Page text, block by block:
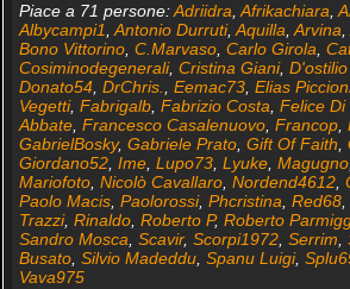
Piace a 71 persone:Adriidra Afrikachiara
Albycampi1 Antonio Durruti, Aquilla Arvina
Bono Vittorino, C.Marvaso, Carlo Girola
Cosiminodegenerali, Cristina Giani,
Donato54, DrChris. Eemac73, Elias
Vegetti, Fabrigalb, Fabrizio Costa Felice Di
Abbate, Francesco Casalenuovo, Francop,
GabrielBosky, Gabriele Prato, Gift Of Faith
Giordano52, Ime, Lupo73, Lyuke, Magugno,
Mariofoto, Nicolò Cavallaro, Nordend4612,
Paolo Macis, Paolorossi, Phcristina Red68,
Trazzi, Rinaldo, Roberto P, Roberto
Sandro Mosca Scavir, Scorpi1972, Serrim
Busato, Silvio Madeddu, Spanu Luigi,
Vava975